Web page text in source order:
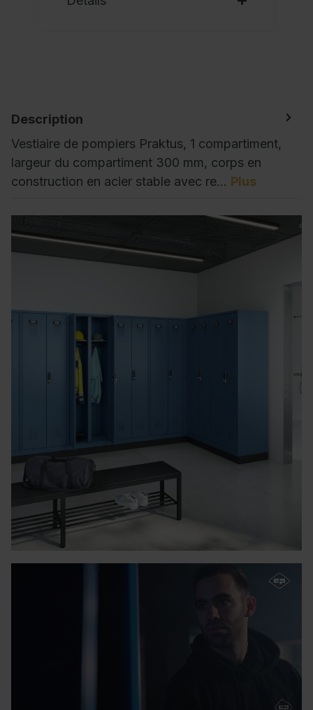
Description
Vestiaire de pompiers Praktus, 1 compartiment,
largeur du compartiment 300 mm, corps en
construction en acier stable avec re… Plus